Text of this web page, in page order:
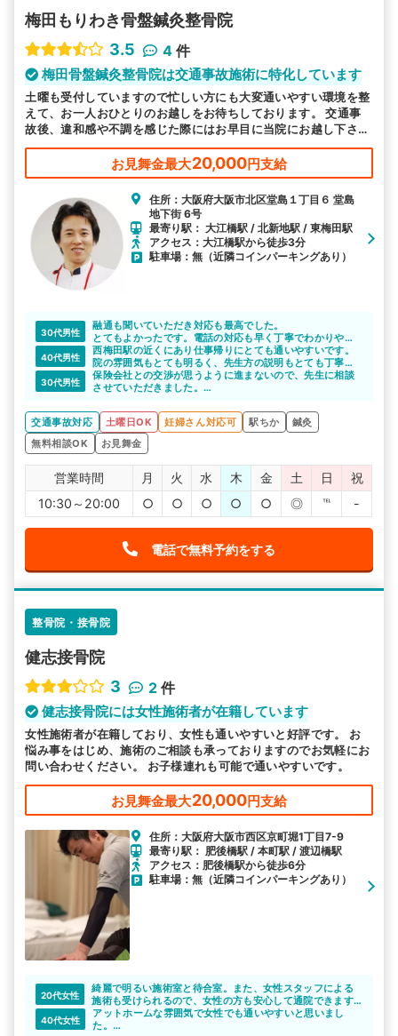
梅田もりわき骨盤鍼灸整骨院
3.5
4 件
梅田骨盤鍼灸整骨院は交通事故施術に特化しています
土曜も受付していますので忙しい方にも大変通いやすい環境を整
えて、お一人おひとりのお越しをお待ちしております。 交通事
故後、違和感や不調を感じた際にはお早目に当院にお越し下さ
い。交通事故に特化した施術で対応します。
お見舞金最大20,000円支給
住所：大阪府大阪市北区堂島１丁目６ 堂島
地下街 6号
最寄り駅： 大江橋駅 / 北新地駅 / 東梅田駅
アクセス：大江橋駅から徒歩3分
駐車場：無（近隣コインパーキングあり）
30代男性
融通も聞いていただき対応も最高でした。
とてもよかったです。電話の対応も早く丁寧でわかりやす
くて、相談がしやすい感じです。困っていたので助かりま
した。
他の人にもたくさん紹介したいと思います。初めてだった
ので不安でしたが治って良かったです。
40代男性
西梅田駅の近くにあり仕事帰りにとても通いやすいです。
院の雰囲気もとても明るく、先生方の説明もとても丁寧で
一人一人を大切にしているのが伝わってきます。本当に感
謝です。
30代男性
保険会社との交渉が思うように進まないので、先生に相談
させていただきました。
アドバイス通りに交渉してみようと思います。
交通事故対応 土曜日OK 妊婦さん対応可 駅ちか
鍼灸
無料相談OK
お見舞金
営業時間 月 火 水 木 金 土 日
祝
10:30～20:00
○ ○ ○ ○ ○ ◎ ℡ -
電話で無料予約をする
整骨院・接骨院
健志接骨院
3
2 件
健志接骨院には女性施術者が在籍しています
女性施術者が在籍しており、女性も通いやすいと好評です。 お
悩み事をはじめ、施術のご相談も承っておりますのでお気軽にお
問い合わせください。 お子様連れも可能で通いやすいです。
お見舞金最大20,000円支給
住所：大阪府大阪市西区京町堀1丁目7-9
最寄り駅： 肥後橋駅 / 本町駅 / 渡辺橋駅
アクセス：肥後橋駅から徒歩6分
駐車場：無（近隣コインパーキングあり）
20代女性
綺麗で明るい施術室と待合室。また、女性スタッフによる
施術も受けられるので、女性の方も安心して通院できます
ね。
40代女性
アットホームな雰囲気で女性でも通いやすいと思いまし
た。